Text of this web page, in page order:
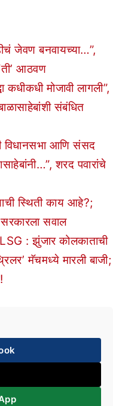
जेवण बनवायच्या…”,
आठवण
कधीकधी मोजावी लागली”,
संबंधित
विधानसभा आणि संसद
शरद पवारांचे
स्थिती काय आहे?;
सरकारला सवाल
: झुंजार कोलकाताची
मॅचमध्ये मारली बाजी;